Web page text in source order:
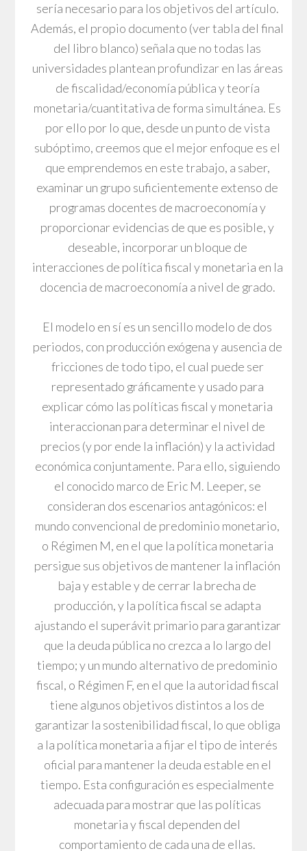
sería necesario para los objetivos del artículo.
Además, el propio documento (ver tabla del final
del libro blanco) señala que no todas las
universidades plantean profundizar en las áreas
de fiscalidad/economía pública y teoría
monetaria/cuantitativa de forma simultánea. Es
por ello por lo que, desde un punto de vista
subóptimo, creemos que el mejor enfoque es el
que emprendemos en este trabajo, a saber,
examinar un grupo suficientemente extenso de
programas docentes de macroeconomía y
proporcionar evidencias de que es posible, y
deseable, incorporar un bloque de
interacciones de política fiscal y monetaria en la
docencia de macroeconomía a nivel de grado.
El modelo en sí es un sencillo modelo de dos
periodos, con producción exógena y ausencia de
fricciones de todo tipo, el cual puede ser
representado gráficamente y usado para
explicar cómo las políticas fiscal y monetaria
interaccionan para determinar el nivel de
precios (y por ende la inflación) y la actividad
económica conjuntamente. Para ello, siguiendo
el conocido marco de Eric M. Leeper, se
consideran dos escenarios antagónicos: el
mundo convencional de predominio monetario,
o Régimen M, en el que la política monetaria
persigue sus objetivos de mantener la inflación
baja y estable y de cerrar la brecha de
producción, y la política fiscal se adapta
ajustando el superávit primario para garantizar
que la deuda pública no crezca a lo largo del
tiempo; y un mundo alternativo de predominio
fiscal, o Régimen F, en el que la autoridad fiscal
tiene algunos objetivos distintos a los de
garantizar la sostenibilidad fiscal, lo que obliga
a la política monetaria a fijar el tipo de interés
oficial para mantener la deuda estable en el
tiempo. Esta configuración es especialmente
adecuada para mostrar que las políticas
monetaria y fiscal dependen del
comportamiento de cada una de ellas.